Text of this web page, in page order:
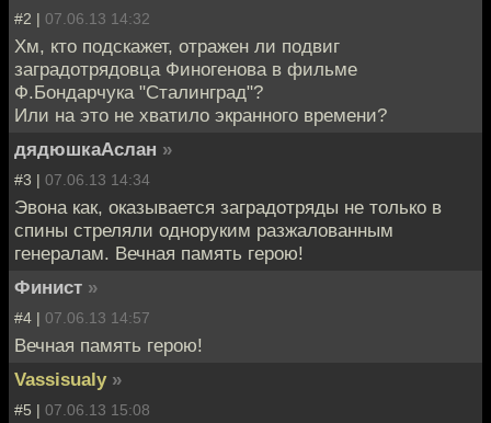
#2 | 07.06.13 14:32
Хм, кто подскажет, отражен ли подвиг
заградотрядовца Финогенова в фильме
Ф.Бондарчука "Сталинград"?
Или на это не хватило экранного времени?
дядюшкаАслан »
#3 | 07.06.13 14:34
Эвона как, оказывается заградотряды не только в
спины стреляли одноруким разжалованным
генералам. Вечная память герою!
Финист »
#4 | 07.06.13 14:57
Вечная память герою!
Vassisualy »
#5 | 07.06.13 15:08